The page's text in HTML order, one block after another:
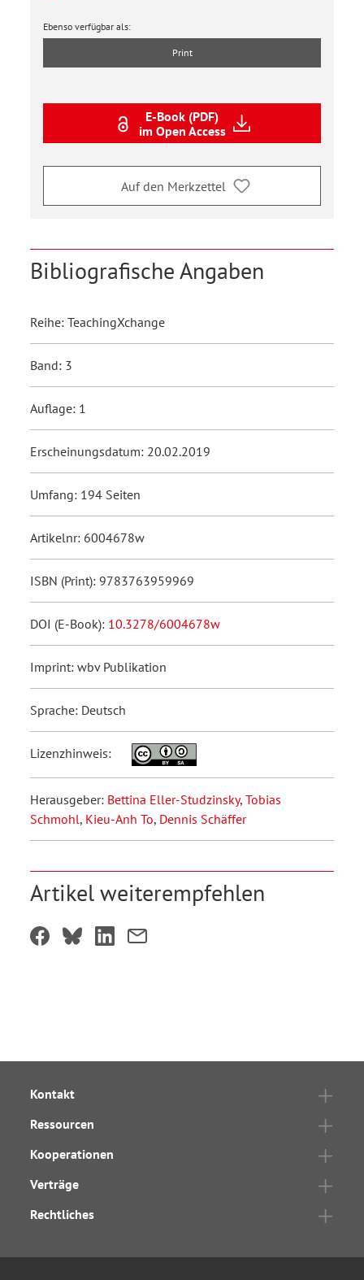
Ebenso verfügbar als:
Print
E-Book (PDF)
im Open Access
Auf den Merkzettel
Bibliografische Angaben
Reihe: TeachingXchange
Band: 3
Auflage: 1
Erscheinungsdatum: 20.02.2019
Umfang: 194 Seiten
Artikelnr: 6004678w
ISBN (Print): 9783763959969
DOI (E-Book): 10.3278/6004678w
Imprint: wbv Publikation
Sprache: Deutsch
Lizenzhinweis:
Herausgeber: Bettina Eller-Studzinsky, Tobias
Schmohl, Kieu-Anh To, Dennis Schäffer
Artikel weiterempfehlen
Kontakt
Ressourcen
Kooperationen
Verträge
Rechtliches